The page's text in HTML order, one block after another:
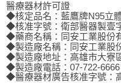
醫療器材許可證
◆核定品名：藍鷹牌N95立
◆核准字號：衛部醫器製壹
◆藥商名稱：同安工業股份
◆製造廠名稱：同安工業股
◆製造廠地址：高雄市大寮
◆製造廠電話：07-722-6666
◆醫療器材廣告核准字號：